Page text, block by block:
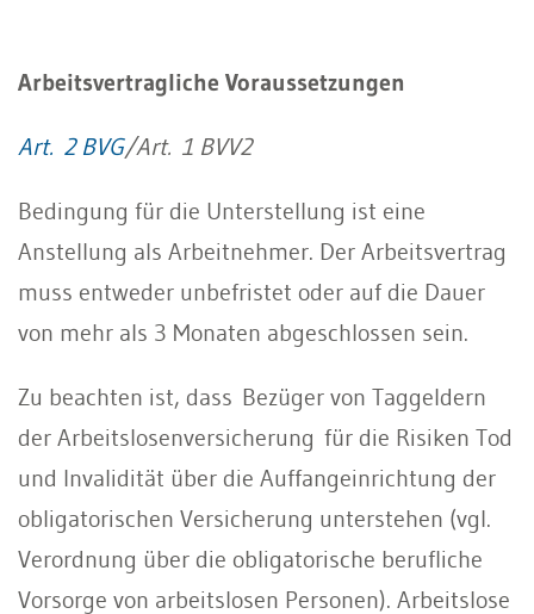
Arbeitsvertragliche Voraussetzungen
Art. 2 BVG/Art. 1 BVV2
Bedingung für die Unterstellung ist eine
Anstellung als Arbeitnehmer. Der Arbeitsvertrag
muss entweder unbefristet oder auf die Dauer
von mehr als 3 Monaten abgeschlossen sein.
Zu beachten ist, dass Bezüger von Taggeldern
der Arbeitslosenversicherung für die Risiken Tod
und Invalidität über die Auffangeinrichtung der
obligatorischen Versicherung unterstehen (vgl.
Verordnung über die obligatorische berufliche
Vorsorge von arbeitslosen Personen). Arbeitslose